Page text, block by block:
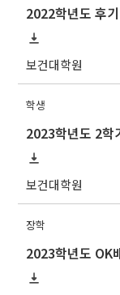
보건대학원
학생
2023학년도 2학
보건대학원
장학
2023학년도 OK